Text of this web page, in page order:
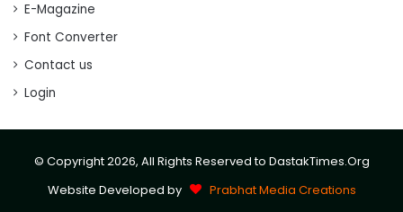
E-Magazine
Font Converter
Contact us
Login
© Copyright 2026, All Rights Reserved to DastakTimes.Org
Website Developed by
Prabhat Media Creations